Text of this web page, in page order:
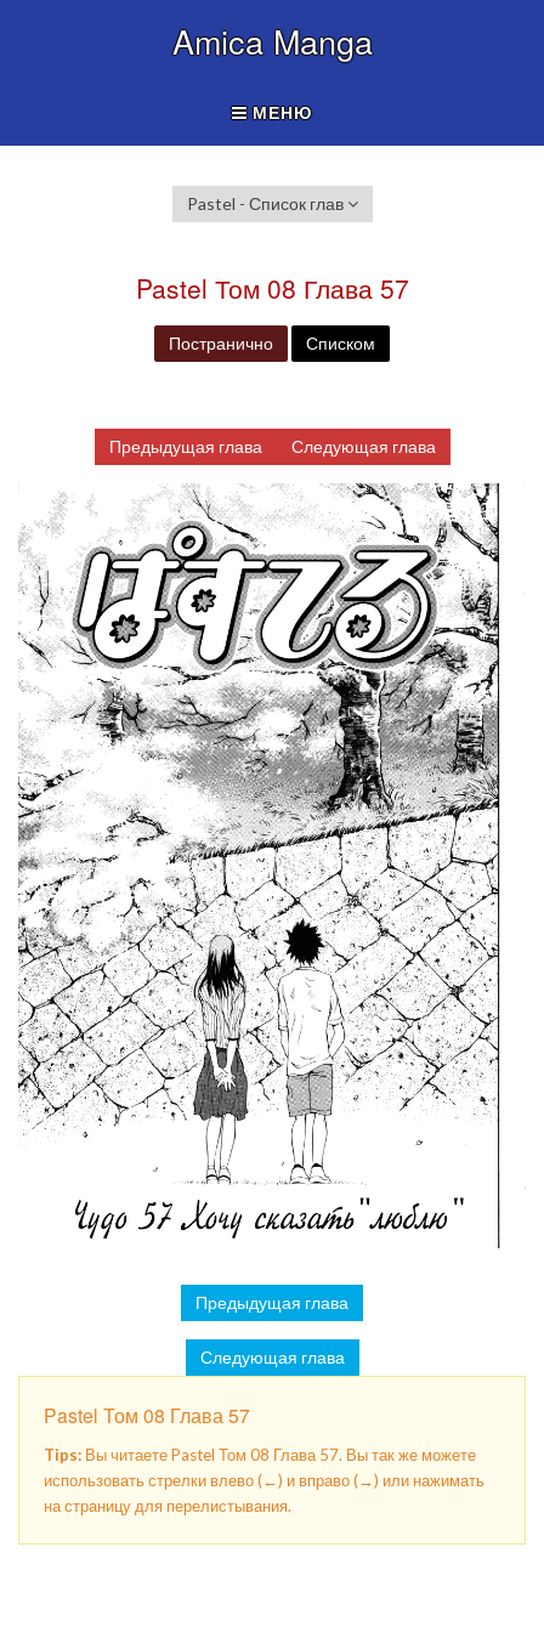
Amica Manga
МЕНЮ
Pastel - Список глав
Pastel Том 08 Глава 57
Постранично Списком
Предыдущая глава Следующая глава
Предыдущая глава
Следующая глава
Pastel Том 08 Глава 57
Tips: Вы читаете Pastel Том 08 Глава 57. Вы так же можете
использовать стрелки влево (←) и вправо (→) или нажимать
на страницу для перелистывания.